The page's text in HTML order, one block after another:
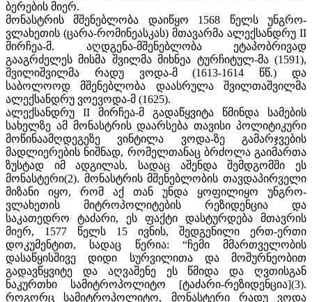
ბერების მიერ.
მონასტრის მშენებლობა დაიწყო 1568 წელს უნგრო-
ვლახეთის (ცარა-რომინეასკას) მთავარმა ალექსანდრუ II
მირჩეა-მ. აღდგენა-მშენებლობა ეტაპობრივად
გააგრძელეს მისმა შვილმა მიხნეა ტურჩიტულ-მა (1591),
შვილიშვილმა რადუ ვოდა-მ (1613-1614 წწ.) და
საბოლოოდ მშენებლობა დაასრულა შვილთაშვილმა
ალექსანდრუ ვოევოდა-მ (1625).
ალექსანდრუ II მირჩეა-მ გადაწყვიტა წმინდა სამების
სახელზე ამ მონასტრის დაარსება თავისი პოლიტიკური
მოწინაამღდეგეზე ვინტილა ვოდა-ზე გამარჯვების
მადლიერების ნიშნად, რომელთანაც ბრძოლა გაიმართა
ზუსტად იმ ადგილას, სადაც აშენდა შემდგომში ეს
მონასტერი(2). მონასტრის მშენებლობის თავდაპირველი
მიზანი იყო, რომ აქ თან უნდა ყოფილიყო უნგრო-
ვლახეთის მიტროპოლიტების რეზიდენცია და
საკათედრო ტაძარი, ეს ფაქტი დასტურდება მთავრის
მიერ, 1577 წელს 15 ივნის, შედგენილი ერთ-ერთი
დოკუმენტით, სადაც წერია: “ჩემი მმართველობის
დასაწყისშივე დიდი სურვილითა და მოშურნეობით
გადავწყვიტე და აღვაშენე ეს წმიდა და ღვთისგან
ნაკურთხი სამიტროპოლიტო [ტაძარი-რეზიდენცია](3).
როგორც სამიტროპოლიტო, მონასტერი რადუ ვოდა